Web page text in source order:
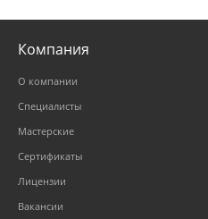
Компания
О компании
Специалисты
Мастерские
Сертификаты
Лицензии
Вакансии